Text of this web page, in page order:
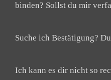
binden? Sollst du mir
Suche ich Bestätigung?
Ich kann es dir nicht so